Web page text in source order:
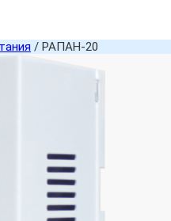
/ РАПАН-20